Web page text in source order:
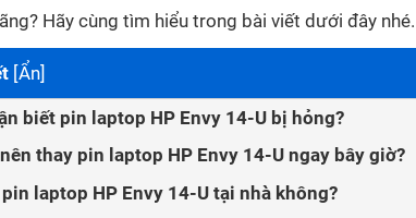
Hãy cùng tìm hiểu trong bài viết dưới đây nhé.
[Ẩn]
biết pin laptop HP Envy 14-U bị hỏng?
thay pin laptop HP Envy 14-U ngay bây giờ?
laptop HP Envy 14-U tại nhà không?